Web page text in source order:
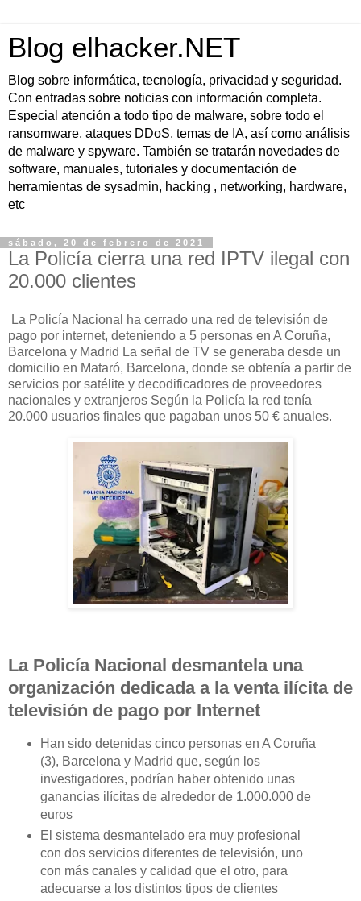
Blog elhacker.NET
Blog sobre informática, tecnología, privacidad y seguridad.
Con entradas sobre noticias con información completa.
Especial atención a todo tipo de malware, sobre todo el
ransomware, ataques DDoS, temas de IA, así como análisis
de malware y spyware. También se tratarán novedades de
software, manuales, tutoriales y documentación de
herramientas de sysadmin, hacking , networking, hardware,
etc
sábado, 20 de febrero de 2021
La Policía cierra una red IPTV ilegal con
20.000 clientes
La Policía Nacional ha cerrado una red de televisión de
pago por internet, deteniendo a 5 personas en A Coruña,
Barcelona y Madrid La señal de TV se generaba desde un
domicilio en Mataró, Barcelona, donde se obtenía a partir de
servicios por satélite y decodificadores de proveedores
nacionales y extranjeros Según la Policía la red tenía
20.000 usuarios finales que pagaban unos 50 € anuales.
La Policía Nacional desmantela una
organización dedicada a la venta ilícita de
televisión de pago por Internet
Han sido detenidas cinco personas en A Coruña
(3), Barcelona y Madrid que, según los
investigadores, podrían haber obtenido unas
ganancias ilícitas de alrededor de 1.000.000 de
euros
El sistema desmantelado era muy profesional
con dos servicios diferentes de televisión, uno
con más canales y calidad que el otro, para
adecuarse a los distintos tipos de clientes